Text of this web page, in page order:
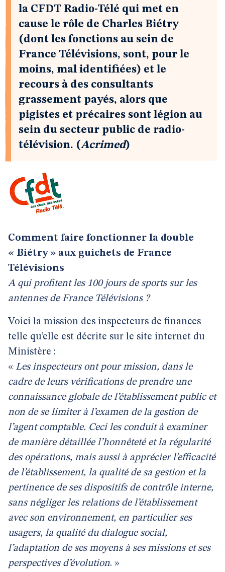
la CFDT Radio-Télé qui met en
cause le rôle de Charles Biétry
(dont les fonctions au sein de
France Télévisions, sont, pour le
moins, mal identifiées) et le
recours à des consultants
grassement payés, alors que
pigistes et précaires sont légion au
sein du secteur public de radio-
télévision. (Acrimed)
Comment faire fonctionner la double
« Biétry » aux guichets de France
Télévisions
A qui profitent les 100 jours de sports sur les
antennes de France Télévisions ?
Voici la mission des inspecteurs de finances
telle qu’elle est décrite sur le site internet du
Ministère :
« Les inspecteurs ont pour mission, dans le
cadre de leurs vérifications de prendre une
connaissance globale de l’établissement public et
non de se limiter à l’examen de la gestion de
l’agent comptable. Ceci les conduit à examiner
de manière détaillée l’honnêteté et la régularité
des opérations, mais aussi à apprécier l’efficacité
de l’établissement, la qualité de sa gestion et la
pertinence de ses dispositifs de contrôle interne,
sans négliger les relations de l’établissement
avec son environnement, en particulier ses
usagers, la qualité du dialogue social,
l’adaptation de ses moyens à ses missions et ses
perspectives d’évolution. »